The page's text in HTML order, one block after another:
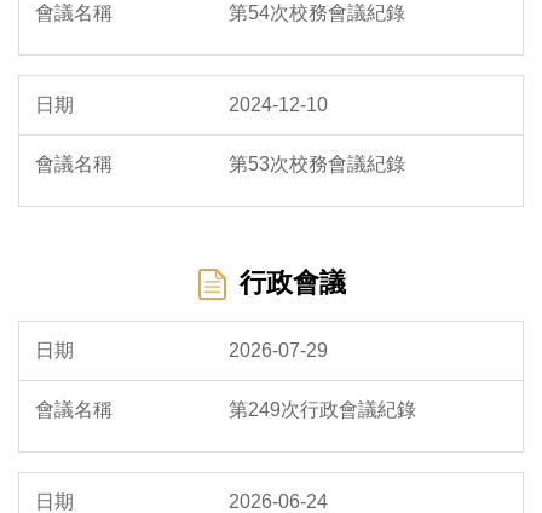
第54次校務會議紀錄
2024-12-10
第53次校務會議紀錄
行政會議
2026-07-29
第249次行政會議紀錄
2026-06-24